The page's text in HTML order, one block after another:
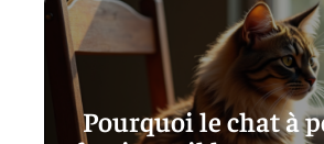
Pourquoi le chat à